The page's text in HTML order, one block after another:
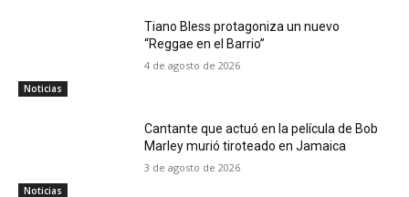
Noticias
Tiano Bless protagoniza un nuevo
“Reggae en el Barrio”
4 de agosto de 2026
Noticias
Cantante que actuó en la película de Bob
Marley murió tiroteado en Jamaica
3 de agosto de 2026